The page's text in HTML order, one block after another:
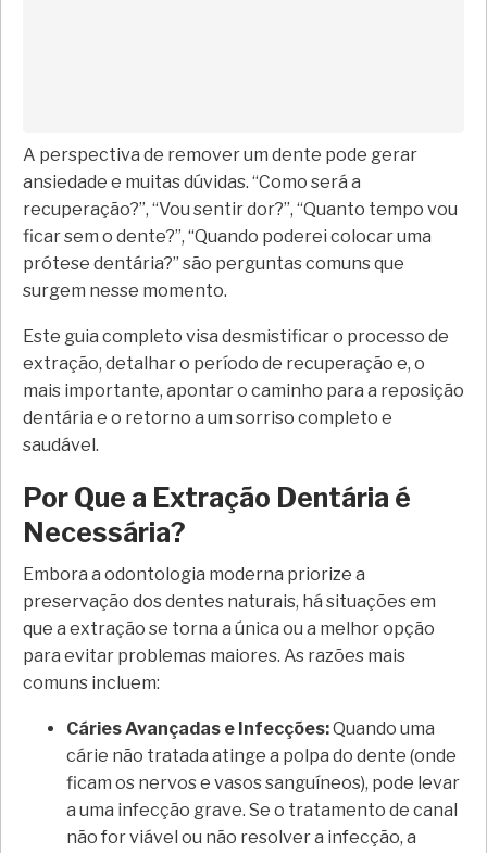
A perspectiva de remover um dente pode gerar
ansiedade e muitas dúvidas. “Como será a
recuperação?”, “Vou sentir dor?”, “Quanto tempo vou
ficar sem o dente?”, “Quando poderei colocar uma
prótese dentária?” são perguntas comuns que
surgem nesse momento.
Este guia completo visa desmistificar o processo de
extração, detalhar o período de recuperação e, o
mais importante, apontar o caminho para a reposição
dentária e o retorno a um sorriso completo e
saudável.
Por Que a Extração Dentária é
Necessária?
Embora a odontologia moderna priorize a
preservação dos dentes naturais, há situações em
que a extração se torna a única ou a melhor opção
para evitar problemas maiores. As razões mais
comuns incluem:
Cáries Avançadas e Infecções:Quando uma
cárie não tratada atinge a polpa do dente (onde
ficam os nervos e vasos sanguíneos), pode levar
a uma infecção grave. Se o tratamento de canal
não for viável ou não resolver a infecção, a